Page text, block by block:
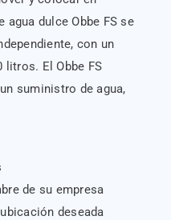
agua dulce Obbe FS se
con un
litros. El Obbe FS
suministro de agua,
de su empresa
deseada